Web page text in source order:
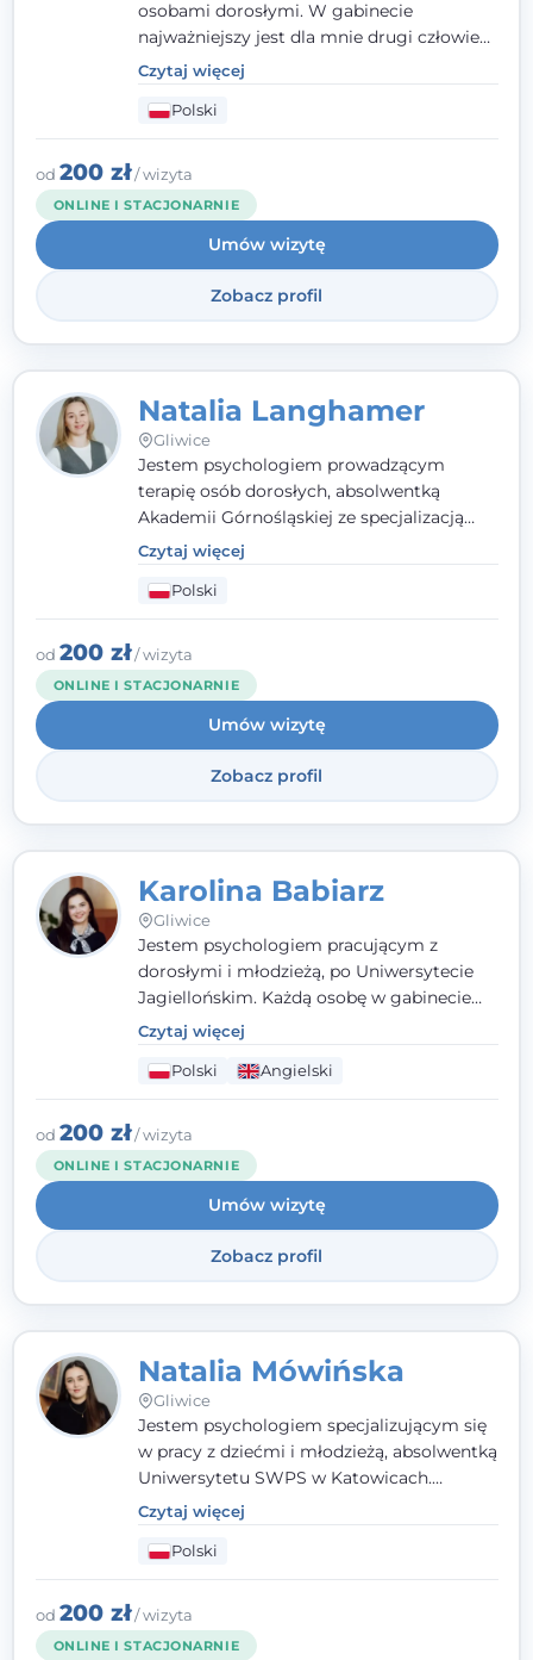
osobami dorosłymi. W gabinecie
najważniejszy jest dla mnie drugi człowiek
- wierzę, że empatia, autentyczność i pełne
zaangażowanie tworzą bezpieczną
przestrzeń, będącą podstawą pracy nad
zmianą. W praktyce korzystam m.in. z
narzędzi Racjonalnej Terapii Zachowania.
Czytaj więcej
Polski
od 200 zł/ wizyta
ONLINE I STACJONARNIE
Umów wizytę
Zobacz profil
Natalia Langhamer
Gliwice
Jestem psychologiem prowadzącym
terapię osób dorosłych, absolwentką
Akademii Górnośląskiej ze specjalizacją
kliniczną. Oferuję konsultacje
psychologiczne i pierwszą pomoc
psychologiczną w kryzysie, przewlekłym
stresie czy obniżonym nastroju. Każde
spotkanie traktuję z szacunkiem,
uważnością i w atmosferze zaufania.
Czytaj więcej
Polski
od 200 zł/ wizyta
ONLINE I STACJONARNIE
Umów wizytę
Zobacz profil
Karolina Babiarz
Gliwice
Jestem psychologiem pracującym z
dorosłymi i młodzieżą, po Uniwersytecie
Jagiellońskim. Każdą osobę w gabinecie
traktuję jak osobną historię, którą poznaję,
budując relację opartą na zaufaniu i
empatii. Przyjmuję w Poradni Teraply.pl w
Gliwicach oraz online, po polsku i po
angielsku.
Czytaj więcej
Polski Angielski
od 200 zł/ wizyta
ONLINE I STACJONARNIE
Umów wizytę
Zobacz profil
Natalia Mówińska
Gliwice
Jestem psychologiem specjalizującym się
w pracy z dziećmi i młodzieżą, absolwentką
Uniwersytetu SWPS w Katowicach.
Prowadzę konsultacje oraz terapię
nastawioną na potrzeby dziecka i jego
rodziny. Najważniejsze jest dla mnie
stworzenie bezpiecznego miejsca, w
którym dziecko czuje się zauważone i
zrozumiane.
Czytaj więcej
Polski
od 200 zł/ wizyta
ONLINE I STACJONARNIE